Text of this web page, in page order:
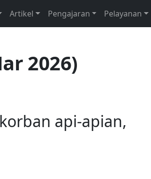
Artikel Pengajaran Pelayanan
2026)
api-apian,